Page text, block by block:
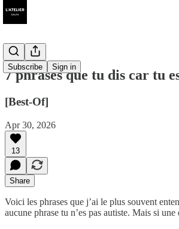
Subscribe Sign in
7 phrases que tu dis car tu
[Best-Of]
Apr 30, 2026
13
Share
Voici les phrases que j’ai le plus souvent
aucune phrase tu n’es pas autiste. Mais si